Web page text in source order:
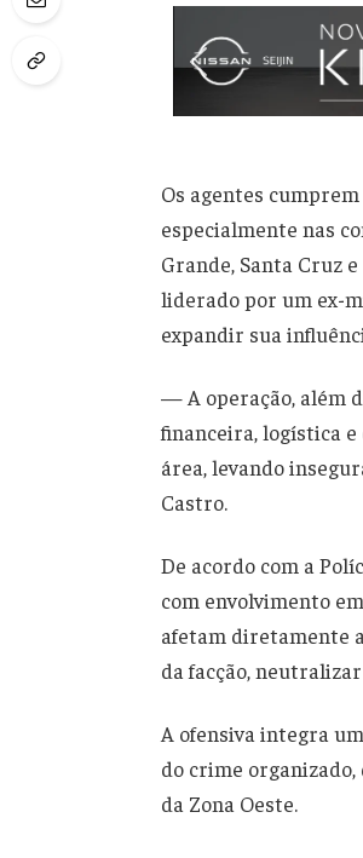
Os agentes
especialmente nas
Grande, Santa Cruz
liderado por um ex-
expandir sua
— A operação, além
financeira, logística
área, levando
Castro.
De acordo com a
com envolvimento
afetam diretamente
da facção,
A ofensiva integra
do crime
da Zona Oeste.